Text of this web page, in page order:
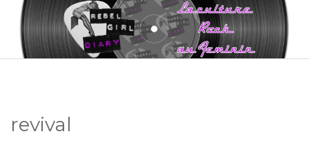
revival